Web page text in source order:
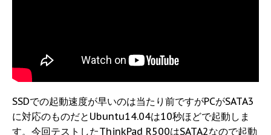
SSDでの起動速度が早いのは当たり前ですがPCがSATA3
に対応のものだとUbuntu14.04は10秒ほどで起動しま
す。今回テストしたThinkPad R500はSATA2なので起動